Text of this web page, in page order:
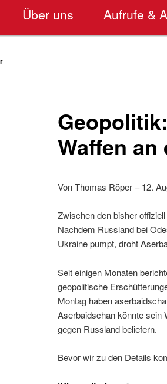
Über uns Aufrufe &
Waffen
Von Thomas Röper – 12.
Zwischen den bisher
Nachdem Russland bei
Ukraine pumpt, droht
Seit einigen Monaten
geopolitische
Montag haben
Aserbaidschan könnte sein
gegen Russland beliefern.
Bevor wir zu den Details